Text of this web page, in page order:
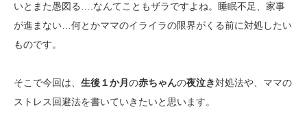
いとまた愚図る….なんてこともザラですよね。睡眠不足、家事
が進まない…何とかママのイライラの限界がくる前に対処したい
ものです。
そこで今回は、 生後１か月 の赤ちゃんの夜泣き対処法や、ママの
ストレス回避法を書いていきたいと思います。